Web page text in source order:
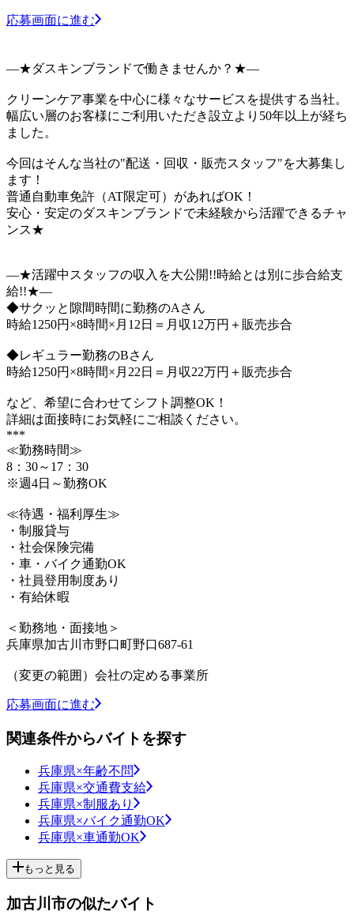
応募画面に進む
―★ダスキンブランドで働きませんか？★―
クリーンケア事業を中心に様々なサービスを提供する当社。
幅広い層のお客様にご利用いただき設立より50年以上が経ち
ました。
今回はそんな当社の"配送・回収・販売スタッフ"を大募集し
ます！
普通自動車免許（AT限定可）があればOK！
安心・安定のダスキンブランドで未経験から活躍できるチャ
ンス★
―★活躍中スタッフの収入を大公開!!時給とは別に歩合給支
給!!★―
◆サクッと隙間時間に勤務のAさん
時給1250円×8時間×月12日＝月収12万円＋販売歩合
◆レギュラー勤務のBさん
時給1250円×8時間×月22日＝月収22万円＋販売歩合
など、希望に合わせてシフト調整OK！
詳細は面接時にお気軽にご相談ください。
***
≪勤務時間≫
8：30～17：30
※週4日～勤務OK
≪待遇・福利厚生≫
・制服貸与
・社会保険完備
・車・バイク通勤OK
・社員登用制度あり
・有給休暇
＜勤務地・面接地＞
兵庫県加古川市野口町野口687-61
（変更の範囲）会社の定める事業所
応募画面に進む
関連条件からバイトを探す
兵庫県×年齢不問
兵庫県×交通費支給
兵庫県×制服あり
兵庫県×バイク通勤OK
兵庫県×車通勤OK
もっと見る
加古川市の似たバイト